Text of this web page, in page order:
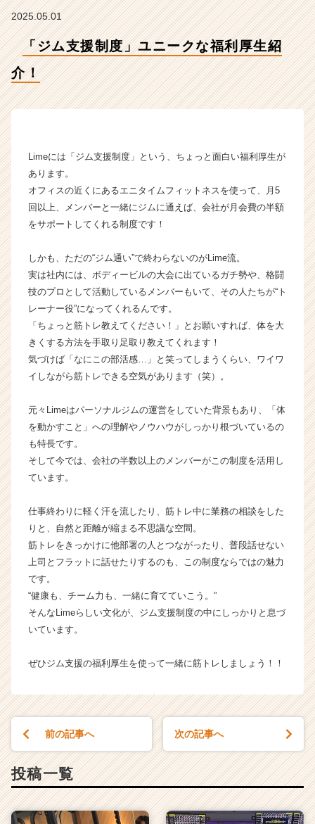
|
ベ
企
か
ら
カ
ト
が
届
く
就
サ
イ
ト
ア
キ
ア
e
e
r
C
e
e
2025.05.01
「ジム支援制度」ユニークな福利厚生紹
介！
Limeには「ジム支援制度」という、ちょっと面白い福利厚生が
あります。
オフィスの近くにあるエニタイムフィットネスを使って、月5
回以上、メンバーと一緒にジムに通えば、会社が月会費の半額
をサポートしてくれる制度です！
しかも、ただの“ジム通い”で終わらないのがLime流。
実は社内には、ボディービルの大会に出ているガチ勢や、格闘
技のプロとして活動しているメンバーもいて、その人たちが“ト
レーナー役”になってくれるんです。
「ちょっと筋トレ教えてください！」とお願いすれば、体を大
きくする方法を手取り足取り教えてくれます！
気づけば「なにこの部活感…」と笑ってしまうくらい、ワイワ
イしながら筋トレできる空気があります（笑）。
元々Limeはパーソナルジムの運営をしていた背景もあり、「体
を動かすこと」への理解やノウハウがしっかり根づいているの
も特長です。
そして今では、会社の半数以上のメンバーがこの制度を活用し
ています。
仕事終わりに軽く汗を流したり、筋トレ中に業務の相談をした
りと、自然と距離が縮まる不思議な空間。
筋トレをきっかけに他部署の人とつながったり、普段話せない
上司とフラットに話せたりするのも、この制度ならではの魅力
です。
“健康も、チーム力も、一緒に育てていこう。”
そんなLimeらしい文化が、ジム支援制度の中にしっかりと息づ
いています。
ぜひジム支援の福利厚生を使って一緒に筋トレしましょう！！
前の記事へ 次の記事へ
投稿一覧